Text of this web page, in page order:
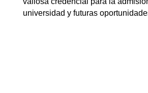
universidad y futuras